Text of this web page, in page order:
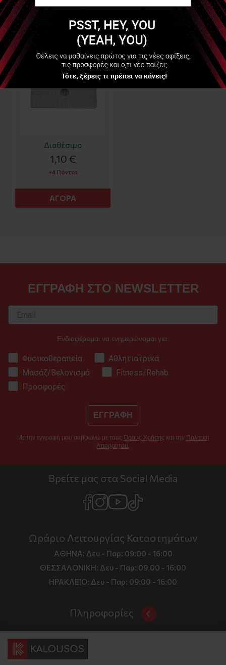
FIAB
PG474 - Αναλώσιμα
Ηλεκτρόδια με clip-
45x98mm- (Disposable
Snap Electrode)
Διαθέσιμο
1,10 €
+4 Πόντοι
ΑΓΟΡΑ
ΕΓΓΡΑΦΗ ΣΤΟ NEWSLETTER
Ενδιαφέρομαι να ενημερώνομαι για:
Φυσικοθεραπεία
Αθλητιατρικά
Μασάζ/Βελονισμό
Fitness/Rehab
Προσφορές
ΕΓΓΡΑΦΗ
Με την εγγραφή μου συμφωνώ με τους Όρους Χρήσης και την Πολιτική
Απορρήτου.
Βρείτε μας στα Social Media
Ωράριο Λειτουργίας Καταστημάτων
ΑΘΗΝΑ: Δευ - Παρ: 09:00 - 16:00
ΘΕΣΣΑΛΟΝΙΚΗ: Δευ - Παρ: 09:00 - 16:00
ΗΡΑΚΛΕΙΟ: Δευ - Παρ: 09:00 - 16:00
Πληροφορίες
Όροι και Προϋποθέσεις
Τιμές, Τρόποι Αποστολής και Πληρωμής
Πολιτική Απορρήτου
Επικοινωνία
Διεύθυνση